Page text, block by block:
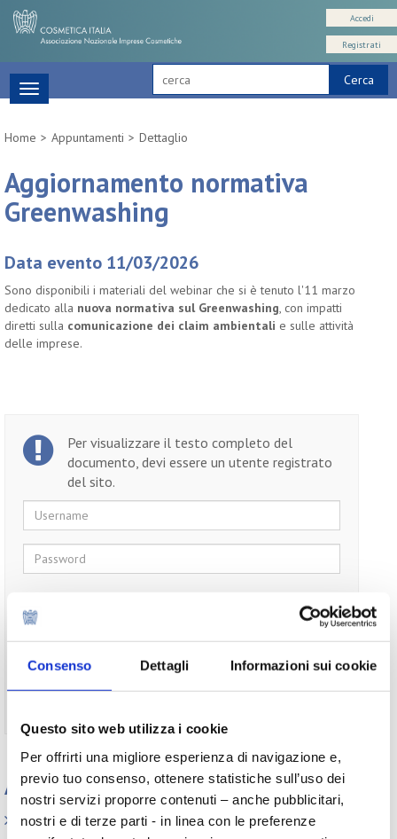
Consenso Dettagli Informazioni sui cookie
Questo sito web utilizza i cookie
Per offrirti una migliore esperienza di navigazione e,
previo tuo consenso, ottenere statistiche sull’uso dei
nostri servizi proporre contenuti – anche pubblicitari,
nostri e di terze parti - in linea con le preferenze
Cerca
Accedi
Registrati
Toggle
navigation
Home
Appuntamenti Dettaglio
Aggiornamento normativa
Greenwashing
Data evento 11/03/2026
Sono disponibili i materiali del webinar che si è tenuto l'11 marzo
dedicato alla nuova normativa sul Greenwashing, con impatti
diretti sulla comunicazione dei claim ambientali e sulle attività
delle imprese.
Per visualizzare il testo completo del
documento, devi essere un utente registrato
del sito.
Username
Password
Appuntamenti
Elenco Completo